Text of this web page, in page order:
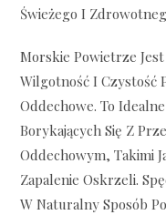
Świeżego I
Morskie Powietrze Jest
Wilgotność I Czystość
Oddechowe. To
Borykających Się Z
Oddechowym, Takimi
Zapalenie Oskrzeli.
W Naturalny Sposób